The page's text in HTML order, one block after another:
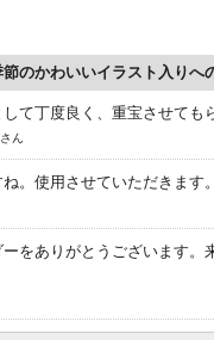
のかわいいイラスト入りへ
て丁度良く、重宝させても
ん
。使用させていただきます。
をありがとうございます。